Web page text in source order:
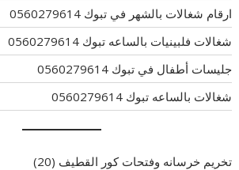
ارقام شغالات بالشهر في تبوك 0560279614
شغالات فلبينيات بالساعه تبوك 0560279614
جليسات أطفال في تبوك 0560279614
شغالات بالساعه تبوك 0560279614
تخريم خرسانه وفتحات كور القطيف (20)